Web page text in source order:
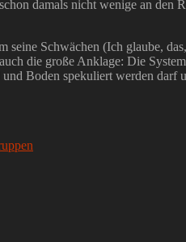
damals nicht wenige an den
seine Schwächen (Ich glaube,
die große Anklage: Die
Boden spekuliert werden darf